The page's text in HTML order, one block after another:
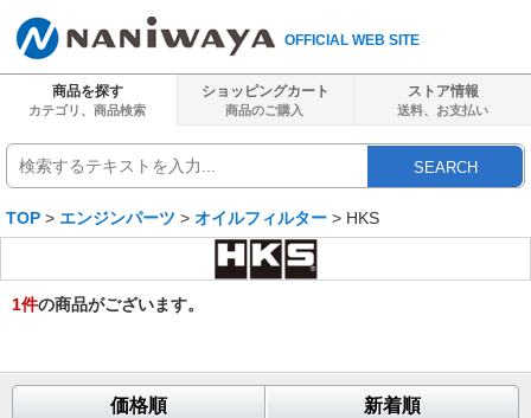
OFFICIAL WEB SITE
商品を探す
カテゴリ、商品検索
ショッピングカート
商品のご購入
ストア情報
送料、 お支払い
SEARCH
TOP > エンジンパーツ > オイルフィルター > HKS
1件の商品がございます。
価格順 新着順